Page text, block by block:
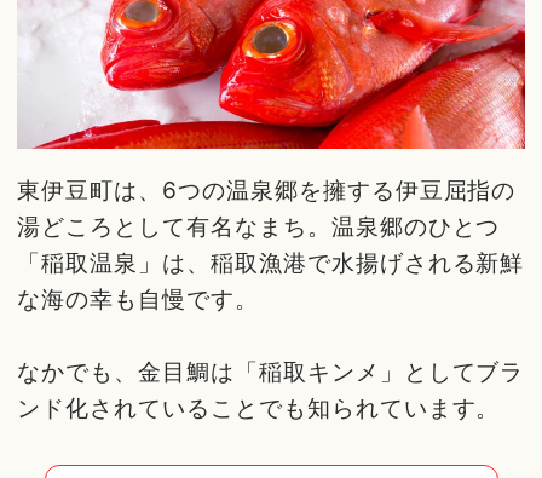
東伊豆町は、6つの温泉郷を擁する伊豆屈指の
湯どころとして有名なまち。温泉郷のひとつ
「稲取温泉」は、稲取漁港で水揚げされる新鮮
な海の幸も自慢です。
なかでも、金目鯛は「稲取キンメ」としてブラ
ンド化されていることでも知られています。